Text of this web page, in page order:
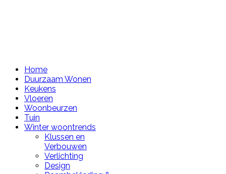
Home
Duurzaam Wonen
Keukens
Vloeren
Woonbeurzen
Tuin
Winter woontrends
Klussen en
Verbouwen
Verlichting
Design